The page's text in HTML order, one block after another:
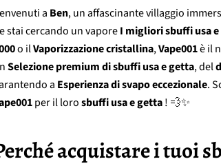
a Ben, un affascinante villaggio
stai cercando un vaporeI migliori sbuffi usa
o ilVaporizzazione cristallina,Vape001è il
Selezione premium di sbuffi usa e getta, del
a Esperienza di svapo eccezionale.
per il lorosbuffi usa e getta! 💨✨
acquistare i tuoi